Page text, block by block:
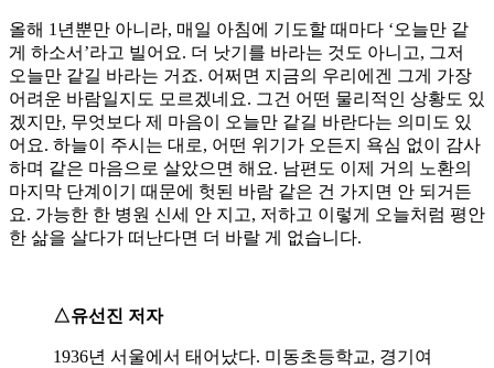
올해 1년뿐만 아니라, 매일 아침에 기도할 때마다 ‘오늘만 같
게 하소서’라고 빌어요. 더 낫기를 바라는 것도 아니고, 그저
오늘만 같길 바라는 거죠. 어쩌면 지금의 우리에겐 그게 가장
어려운 바람일지도 모르겠네요. 그건 어떤 물리적인 상황도 있
겠지만, 무엇보다 제 마음이 오늘만 같길 바란다는 의미도 있
어요. 하늘이 주시는 대로, 어떤 위기가 오든지 욕심 없이 감사
하며 같은 마음으로 살았으면 해요. 남편도 이제 거의 노환의
마지막 단계이기 때문에 헛된 바람 같은 건 가지면 안 되거든
요. 가능한 한 병원 신세 안 지고, 저하고 이렇게 오늘처럼 평안
한 삶을 살다가 떠난다면 더 바랄 게 없습니다.
△유선진 저자
1936년 서울에서 태어났다. 미동초등학교, 경기여